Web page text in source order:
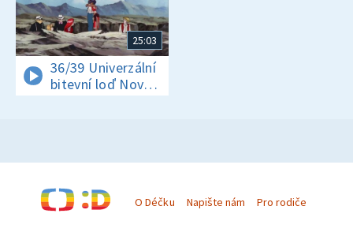
25:03
36/39 Univerzální
bitevní loď Nový
Nautilus
O Déčku Napište nám Pro rodiče